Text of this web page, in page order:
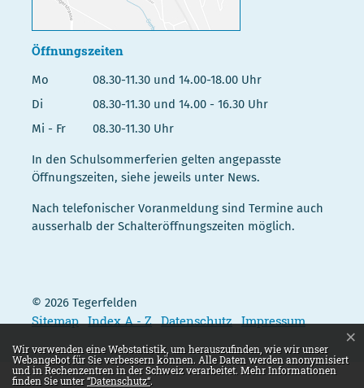
Öffnungszeiten
Mo
08.30-11.30 und 14.00-18.00 Uhr
Di
08.30-11.30 und 14.00 - 16.30 Uhr
Mi - Fr
08.30-11.30 Uhr
In den Schulsommerferien gelten angepasste
Öffnungszeiten, siehe jeweils unter News.
Nach telefonischer Voranmeldung sind Termine auch
ausserhalb der Schalteröffnungszeiten möglich.
© 2026 Tegerfelden
Toolbar
Sitemap Index A - Z Datenschutz Impressum
Webstatistik
Wir verwenden eine Webstatistik, um herauszufinden, wie wir unser
Webangebot für Sie verbessern können. Alle Daten werden anonymisiert
und in Rechenzentren in der Schweiz verarbeitet. Mehr Informationen
finden Sie unter“Datenschutz“.
×